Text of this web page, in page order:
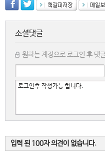
소셜댓글
원하는 계정으로 로그인 후 댓
입력 된 100자 의견이 없습니다.